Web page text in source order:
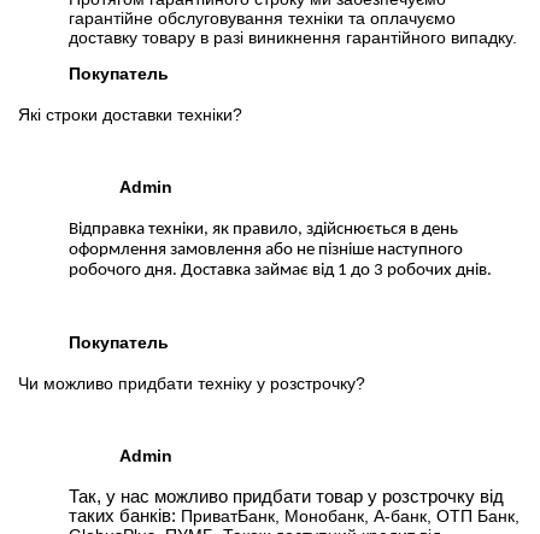
гарантійне обслуговування техніки та оплачуємо
доставку товару в разі виникнення гарантійного випадку.
Покупатель
Які строки доставки техніки?
Admin
Відправка техніки, як правило, здійснюється в день
оформлення замовлення або не пізніше наступного
робочого дня. Доставка займає від 1 до 3 робочих днів.
Покупатель
Чи можливо придбати техніку у розстрочку?
Admin
Так, у нас можливо придбати товар у розстрочку від
таких банків: ПриватБанк, Монобанк, А-банк, ОТП Банк,